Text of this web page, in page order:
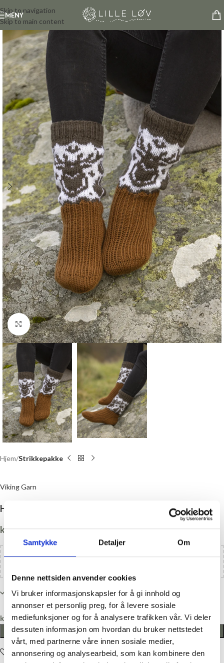
Samtykke Detaljer Om
Denne nettsiden anvender cookies
Vi bruker informasjonskapsler for å gi innhold og
annonser et personlig preg, for å levere sosiale
mediefunksjoner og for å analysere trafikken vår. Vi deler
dessuten informasjon om hvordan du bruker nettstedet
vårt, med partnerne våre innen sosiale medier,
annonsering og analysearbeid, som kan kombinere den
Skip to navigation
Skip to main content
MENY
Click to enlarge
Hjem Strikkepakke
Viking Garn
Hjorte sokker str 38/40, garnpakke
kr319,00
Kun 1 på lager
kr 0,00
LEGG I HANDLEKURV
Legg i ønskelisten